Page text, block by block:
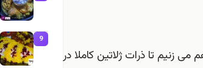
زنیم تا ذرات ژلاتین کاملا در
9